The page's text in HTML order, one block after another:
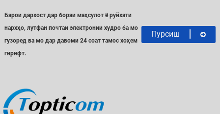
Барои дархост дар бораи маҳсулот ё рӯйхати
нархҳо, лутфан почтаи электронии худро ба мо
гузоред ва мо дар давоми 24 соат тамос хоҳем
гирифт.
Пурсиш